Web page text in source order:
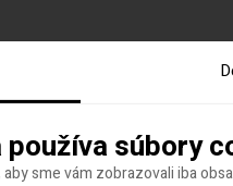
súbory
sme vám zobrazovali iba